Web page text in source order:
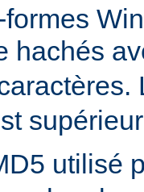
hachés
utilisé